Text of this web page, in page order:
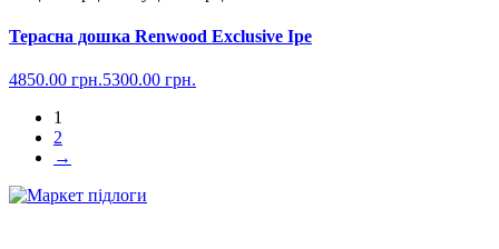
Терасна дошка Renwood Exclusive Ipe
4850.00 грн.5300.00 грн.
1
2
→